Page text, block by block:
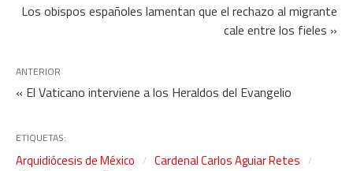
Los obispos españoles lamentan que el rechazo al migrante
cale entre los fieles »
ANTERIOR
« El Vaticano interviene a los Heraldos del Evangelio
ETIQUETAS:
Arquidiócesis de México
Cardenal Carlos Aguiar Retes